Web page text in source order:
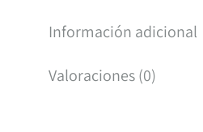
Información adicional
Valoraciones (0)